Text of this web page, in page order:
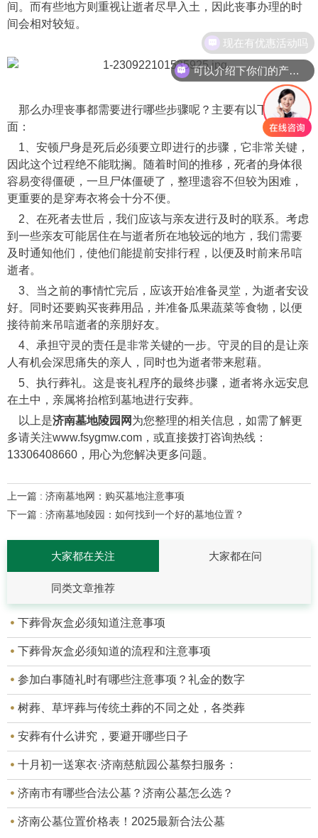
间。而有些地方则重视让逝者尽早入土，因此丧事办理的时
间会相对较短。
那么办理丧事都需要进行哪些步骤呢？主要有以下几个方
面：
1、安顿尸身是死后必须要立即进行的步骤，它非常关键，
因此这个过程绝不能耽搁。随着时间的推移，死者的身体很
容易变得僵硬，一旦尸体僵硬了，整理遗容不但较为困难，
更重要的是穿寿衣将会十分不便。
2、在死者去世后，我们应该与亲友进行及时的联系。考虑
到一些亲友可能居住在与逝者所在地较远的地方，我们需要
及时通知他们，使他们能提前安排行程，以便及时前来吊唁
逝者。
3、当之前的事情忙完后，应该开始准备灵堂，为逝者安设
好。同时还要购买丧葬用品，并准备瓜果蔬菜等食物，以便
接待前来吊唁逝者的亲朋好友。
4、承担守灵的责任是非常关键的一步。守灵的目的是让亲
人有机会深思痛失的亲人，同时也为逝者带来慰藉。
5、执行葬礼。这是丧礼程序的最终步骤，逝者将永远安息
在土中，亲属将抬棺到墓地进行安葬。
以上是济南墓地陵园网 为您整理的相关信息，如需了解更
多请关注www.fsygmw.com，或直接拨打咨询热线：
13306408660，用心为您解决更多问题。
上一篇 : 济南墓地网：购买墓地注意事项
下一篇 : 济南墓地陵园：如何找到一个好的墓地位置？
大家都在关注 大家都在问
同类文章推荐
下葬骨灰盒必须知道注意事项
下葬骨灰盒必须知道的流程和注意事项
参加白事随礼时有哪些注意事项？礼金的数字
树葬、草坪葬与传统土葬的不同之处，各类葬
安葬有什么讲究，要避开哪些日子
十月初一送寒衣·济南慈航园公墓祭扫服务：
济南市有哪些合法公墓？济南公墓怎么选？
济南公墓位置价格表！2025最新合法公墓
可以介绍下你们的产品么
现在有优惠活动吗